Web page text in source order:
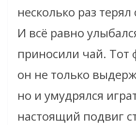
несколько раз терял
И всё равно
приносили чай. Тот
он не только
но и умудрялся
настоящий подвиг